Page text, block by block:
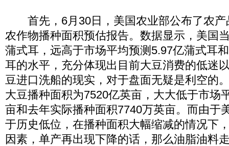
首先，6月30日，美国农业部公布了农产
农作物播种面积预估报告。数据显示，美国
蒲式耳，远高于市场平均预测5.97亿蒲式耳
耳的水平，充分体现出目前大豆消费的低迷
豆进口洗船的现实，对于盘面无疑是利空的
大豆播种面积为7520亿英亩，大大低于市场
亩和去年实际播种面积7740万英亩。而由于
于历史低位，在播种面积大幅缩减的情况下
因素，单产再出现下降的话，那么油脂油料